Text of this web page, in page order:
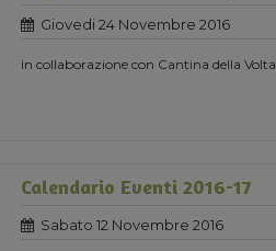
Giovedi 24 Novembre 2016
in collaborazione con Cantina della Volta
Calendario Eventi 2016-17
Sabato 12 Novembre 2016